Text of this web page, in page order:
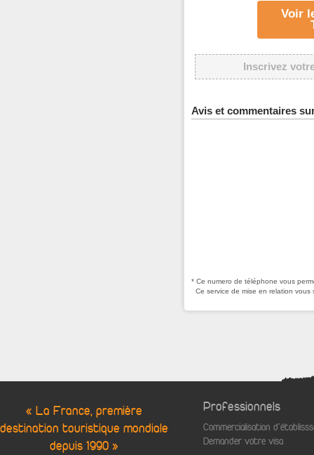
Voir
Inscrivez
Avis et commentaires
* Ce numero de téléphone vous
Ce service de mise en relation
« La France, première
destination touristique mondiale
depuis 1990 »
Professionnels
Commercialisation
Demander votre visa